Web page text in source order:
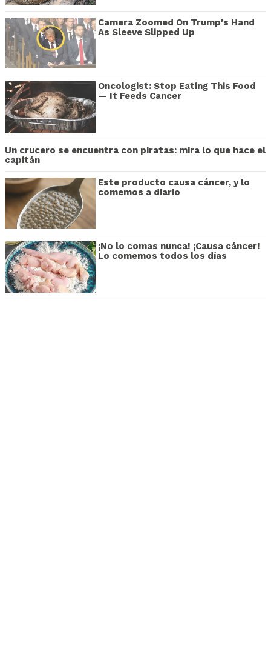
Camera Zoomed On Trump's Hand
As Sleeve Slipped Up
Oncologist: Stop Eating This Food
— It Feeds Cancer
Un crucero se encuentra con piratas: mira lo que hace el
capitán
Este producto causa cáncer, y lo
comemos a diario
¡No lo comas nunca! ¡Causa cáncer!
Lo comemos todos los días